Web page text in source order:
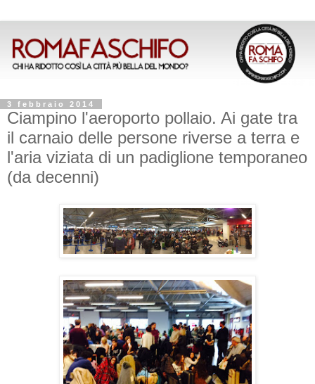
3 febbraio 2014
Ciampino l'aeroporto pollaio. Ai gate tra
il carnaio delle persone riverse a terra e
l'aria viziata di un padiglione temporaneo
(da decenni)